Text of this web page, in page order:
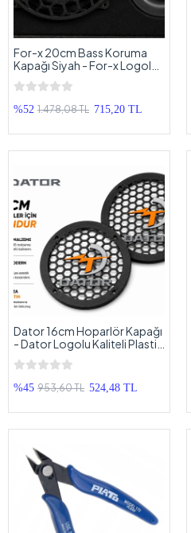
For-x 20cm Bass Koruma
Kapağı Siyah - For-x Logolu
Subwoofer Koruma Kapağı
20cm - 1 Adet
%52 1.478,08 TL 715,20 TL
Dator 16cm Hoparlör Kapağı
- Dator Logolu Kaliteli Plastik
Midrange Hoparlör Kapak 16
cm - 2 Adet
%45 953,60 TL 524,48 TL